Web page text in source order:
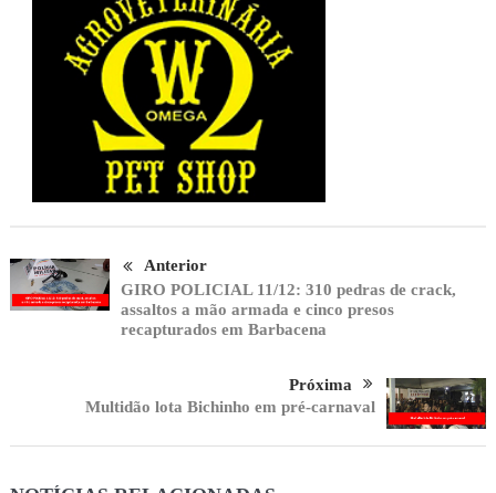
Anterior
GIRO POLICIAL 11/12: 310 pedras de crack,
assaltos a mão armada e cinco presos
recapturados em Barbacena
Próxima
Multidão lota Bichinho em pré-carnaval